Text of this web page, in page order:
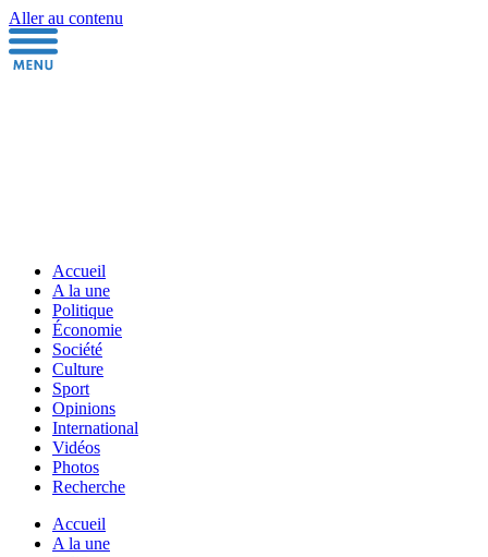
Aller au contenu
Accueil
A la une
Politique
Économie
Société
Culture
Sport
Opinions
International
Vidéos
Photos
Recherche
Accueil
A la une